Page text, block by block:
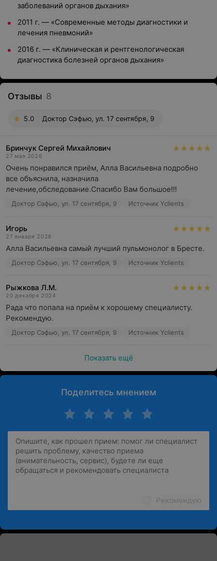
заболеваний органов дыхания»
2011 г. — «Современные методы диагностики и
лечения пневмоний»
2016 г. — «Клиническая и рентгенологическая
диагностика болезней органов дыхания»
Отзывы 8
5.0 Доктор Сэфью, ул. 17 сентября, 9
Бринчук Сергей Михайлович
27 мая 2026
Очень понравился приём, Алла Васильевна подробно
все объяснила, назначила
лечение,обследование.Спасибо Вам большое!!!
Доктор Сэфью, ул. 17 сентября, 9 Источник Yclients
Игорь
27 января 2026
Алла Васильевна самый лучший пульмонолог в Бресте.
Доктор Сэфью, ул. 17 сентября, 9 Источник Yclients
Рыжкова Л.М.
20 декабря 2024
Рада что попала на приём к хорошему специалисту.
Рекомендую.
Доктор Сэфью, ул. 17 сентября, 9 Источник Yclients
Показать ещё
Поделитесь мнением
Рекомендую